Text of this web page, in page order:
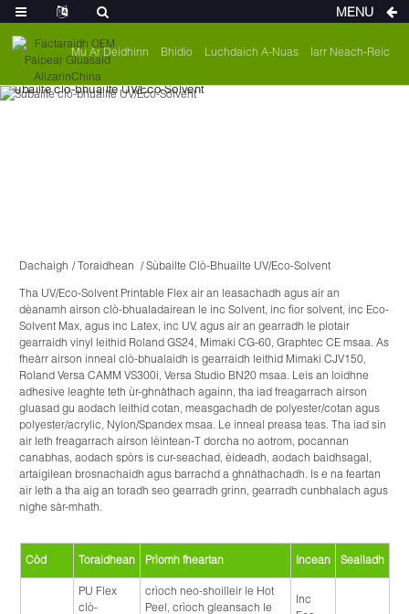
Mu Ar Deidhinn Bhidio Luchdaich A-Nuas Iarr Neach-Reic
Dachaigh Toraidhean
Sùbailte Clò-Bhuailte UV/Eco-Solvent
Tha UV/Eco-Solvent Printable Flex air an leasachadh agus air an
dèanamh airson clò-bhualadairean le inc Solvent, inc fìor solvent, inc Eco-
Solvent Max, agus inc Latex, inc UV, agus air an gearradh le plotair
gearraidh vinyl leithid Roland GS24, Mimaki CG-60, Graphtec CE msaa. As
fheàrr airson inneal clò-bhualaidh is gearraidh leithid Mimaki CJV150,
Roland Versa CAMM VS300i, Versa Studio BN20 msaa. Leis an loidhne
adhesive leaghte teth ùr-ghnàthach againn, tha iad freagarrach airson
gluasad gu aodach leithid cotan, measgachadh de polyester/cotan agus
polyester/acrylic, Nylon/Spandex msaa. Le inneal preasa teas. Tha iad sin
air leth freagarrach airson lèintean-T dorcha no aotrom, pocannan
canabhas, aodach spòrs is cur-seachad, èideadh, aodach baidhsagal,
artaigilean brosnachaidh agus barrachd a ghnàthachadh. Is e na feartan
air leth a tha aig an toradh seo gearradh grinn, gearradh cunbhalach agus
nighe sàr-mhath.
Còd Toraidhean Prìomh fheartan Incean Sealladh
PU Flex
clò-
crìoch neo-shoilleir le Hot
Peel, crìoch gleansach le
Inc
MENU